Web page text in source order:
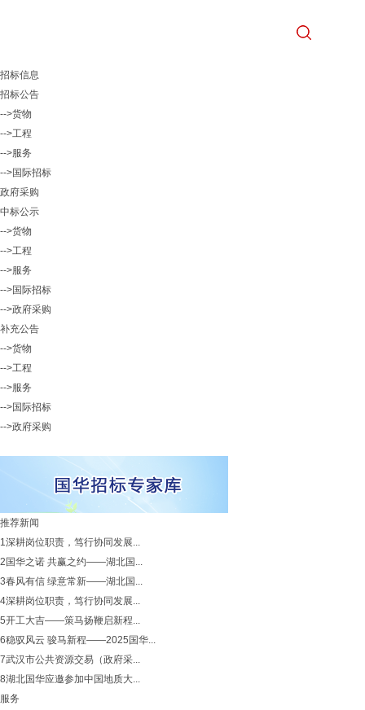
招标信息
招标公告
-->货物
-->工程
-->服务
-->国际招标
政府采购
中标公示
-->货物
-->工程
-->服务
-->国际招标
-->政府采购
补充公告
-->货物
-->工程
-->服务
-->国际招标
-->政府采购
推荐新闻
1深耕岗位职责，笃行协同发展...
2 国华之诺 共赢之约——湖北国...
3春风有信 绿意常新——湖北国...
4深耕岗位职责，笃行协同发展...
5开工大吉——策马扬鞭启新程...
6稳驭风云 骏马新程——2025国华...
7武汉市公共资源交易（政府采...
8湖北国华应邀参加中国地质大...
服务